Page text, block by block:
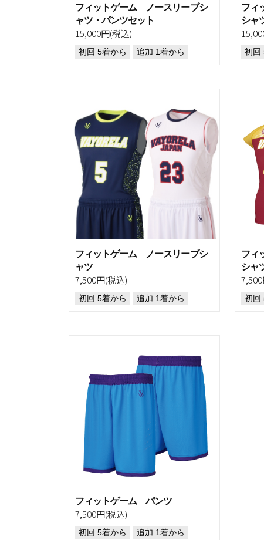
フィットゲーム ノースリーブシ
ャツ・パンツセット
15,000円(税込)
初回 5着から 追加 1着から
フィ
シャ
初回
フィットゲーム ノースリーブシ
ャツ
7,500円(税込)
初回 5着から 追加 1着から
フィ
シャ
初回
フィットゲーム パンツ
7,500円(税込)
初回 5着から 追加 1着から